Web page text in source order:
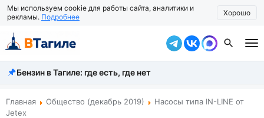
Мы используем cookie для работы сайта, аналитики и
рекламы. Подробнее Хорошо
Все новости
Происшествия
Бензин в Тагиле: где есть, где нет
Главная Общество (декабрь 2019)
Насосы типа IN-LINE от
Jetex